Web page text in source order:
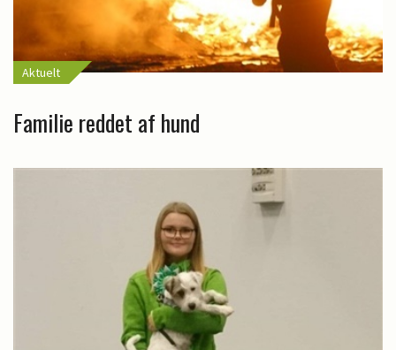
Aktuelt
Familie reddet af hund